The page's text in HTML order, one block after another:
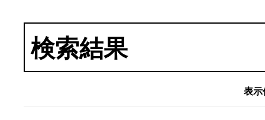
検索結果
表示